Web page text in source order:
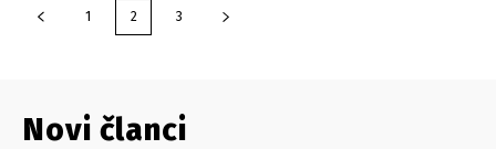
1 2 3
Novi članci